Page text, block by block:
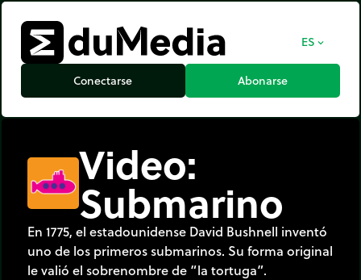
ES expand_more
Conectarse Abonarse
Video:
Submarino
En 1775, el estadounidense David Bushnell inventó
uno de los primeros submarinos. Su forma original
le valió el sobrenombre de “la tortuga”.